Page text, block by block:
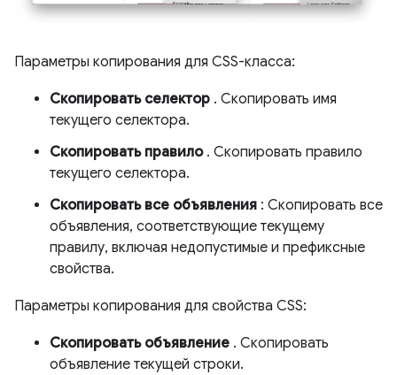
Параметры копирования для CSS-класса:
Скопировать селектор . Скопировать имя
текущего селектора.
Скопировать правило. Скопировать правило
текущего селектора.
Скопировать все объявления : Скопировать все
объявления, соответствующие текущему
правилу, включая недопустимые и префиксные
свойства.
Параметры копирования для свойства CSS:
Скопировать объявление . Скопировать
объявление текущей строки.